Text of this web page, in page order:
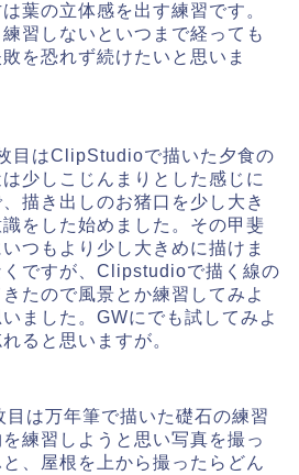
葉の立体感を出す練習です。
習しないといつまで経っても
を恐れず続けたいと思いま
目はClipStudioで描いた夕食の
少しこじんまりとした感じに
描き出しのお猪口を少し大き
をした始めました。その甲斐
つもより少し大きめに描けま
くですが、Clipstudioで描く線の
たので風景とか練習してみよ
ました。GWにでも試してみよ
ると思いますが。
は万年筆で描いた礎石の練習
練習しようと思い写真を撮っ
、屋根を上から撮ったらどん